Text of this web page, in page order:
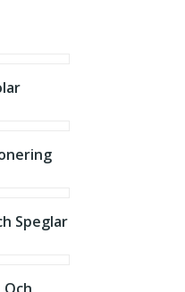
Speglar